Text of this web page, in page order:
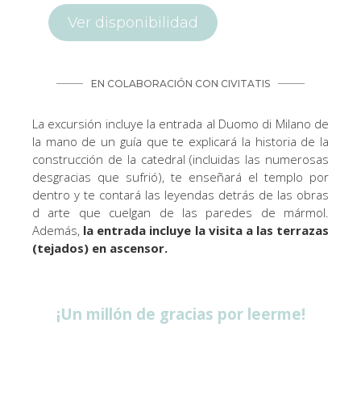
La excursión incluye la entrada al Duomo di Milano de
la mano de un guía que te explicará la historia de la
construcción de la catedral (incluidas las numerosas
desgracias que sufrió), te enseñará el templo por
dentro y te contará las leyendas detrás de las obras
d arte que cuelgan de las paredes de mármol.
Además, la entrada incluye la visita a las terrazas
(tejados) en ascensor.
¡Un millón de gracias por leerme!